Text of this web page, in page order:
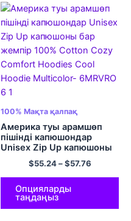
100% Мақта қалпақ
Америка туы арамшөп
пішінді капюшондар
Unisex Zip Up капюшоны
бар жемпір 100% Cotton
Cozy Comfort Hoodies
Cool Hoodie Multicolor
$55.24–$57.76
Опцияларды
таңдаңыз